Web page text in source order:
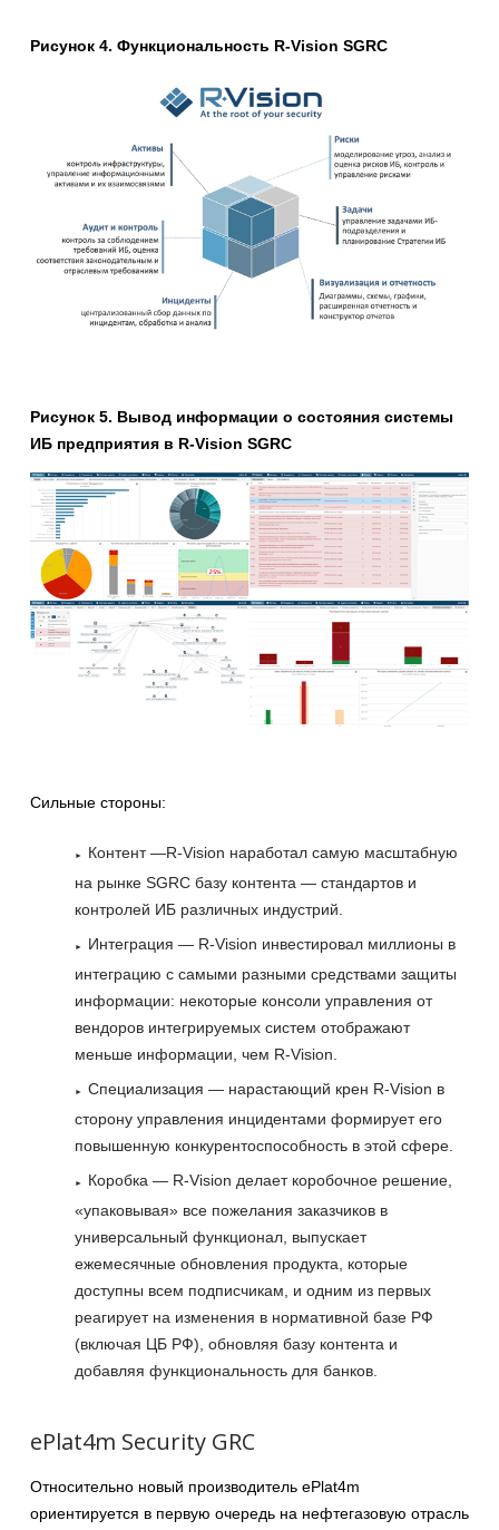
Рисунок 4. Функциональность R-Vision SGRC
Рисунок 5. Вывод информации о состояния системы
ИБ предприятия в R-Vision SGRC
Сильные стороны:
Контент —R-Vision наработал самую масштабную
на рынке SGRC базу контента — стандартов и
контролей ИБ различных индустрий.
Интеграция — R-Vision инвестировал миллионы в
интеграцию с самыми разными средствами защиты
информации: некоторые консоли управления от
вендоров интегрируемых систем отображают
меньше информации, чем R-Vision.
Специализация — нарастающий крен R-Vision в
сторону управления инцидентами формирует его
повышенную конкурентоспособность в этой сфере.
Коробка — R-Vision делает коробочное решение,
«упаковывая» все пожелания заказчиков в
универсальный функционал, выпускает
ежемесячные обновления продукта, которые
доступны всем подписчикам, и одним из первых
реагирует на изменения в нормативной базе РФ
(включая ЦБ РФ), обновляя базу контента и
добавляя функциональность для банков.
ePlat4m Security GRC
Относительно новый производитель ePlat4m
ориентируется в первую очередь на нефтегазовую отрасль